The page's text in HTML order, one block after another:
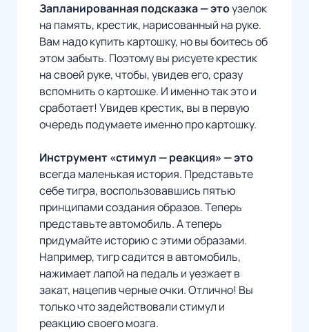
Запланированная подсказка — этоузелок
на память, крестик, нарисованный на руке.
Вам надо купить картошку, но вы боитесь об
этом забыть. Поэтому вы рисуете крестик
на своей руке, чтобы, увидев его, сразу
вспомнить о картошке. И именно так это и
сработает! Увидев крестик, вы в первую
очередь подумаете именно про картошку.
Инструмент «стимул — реакция» — это
всегда маленькая история. Представьте
себе тигра, воспользовавшись пятью
принципами создания образов. Теперь
представьте автомобиль. А теперь
придумайте историю с этими образами.
Например, тигр садится в автомобиль,
нажимает лапой на педаль и уезжает в
закат, нацепив черные очки. Отлично! Вы
только что задействовали стимул и
реакцию своего мозга.